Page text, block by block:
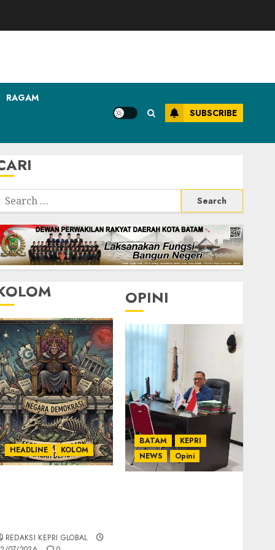
RAGAM
SUBSCRIBE
Search
HEADLINE KOLOM
REDAKSI KEPRI GLOBAL
OPINI
BATAM
KEPRI
NEWS
Opini